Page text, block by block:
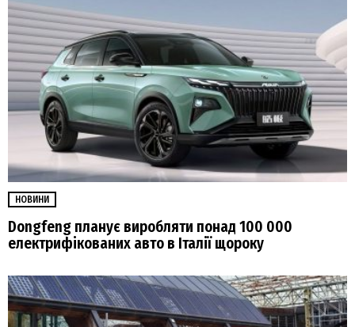
НОВИНИ
Dongfeng планує виробляти понад 100 000
електрифікованих авто в Італії щороку